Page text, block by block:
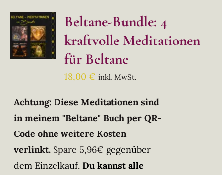
Beltane-Bundle: 4
kraftvolle Meditationen
für Beltane
18,00€ inkl. MwSt.
Achtung: Diese Meditationen sind
in meinem "Beltane" Buch per QR-
Code ohne weitere Kosten
verlinkt. Spare 5,96€ gegenüber
dem Einzelkauf. Du kannst alle